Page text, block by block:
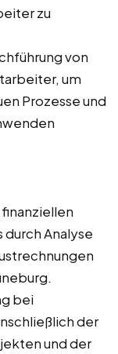
zu
von
um
Prozesse und
Analyse
bei
der
und der